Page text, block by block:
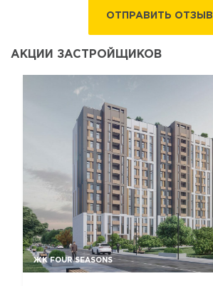
ОТПРАВИТЬ ОТЗЫВ
АКЦИИ ЗАСТРОЙЩИКОВ
ЖК FOUR SEASONS